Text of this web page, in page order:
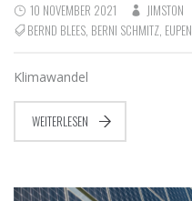
10 NOVEMBER 2021 JIMSTON
BERND BLEES BERNI SCHMITZ EUPEN
Klimawandel
WEITERLESEN